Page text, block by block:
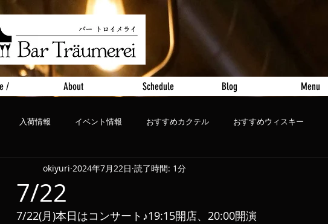
/ About Schedule Blog Menu
入荷情報 イベント情報 おすすめカクテル おすすめウィスキー
ライブ、コンサート おすすめビール
7/22
okiyuri 2024年7月22日 読了時間: 1分
7/22(月)本日はコンサート♪19:15開店、20:00開演